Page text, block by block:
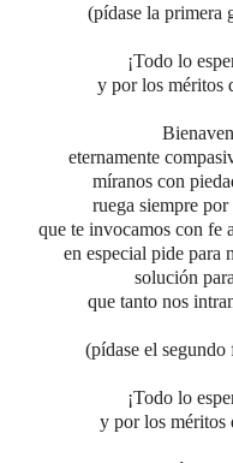
(pídase la primera
¡Todo lo
y por los méritos
eternamente
míranos con
ruega siempre
que te invocamos con fe
en especial pide para
solución para
que tanto nos
(pídase el segundo
¡Todo lo
y por los méritos